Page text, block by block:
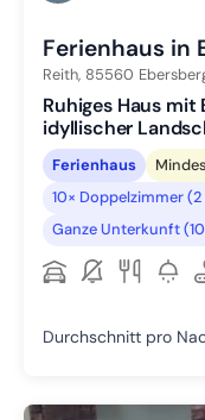
Ferienhaus in
Reith, 85560
Ruhiges Haus mit
idyllischer
Ferienhaus
10× Doppelzimmer
Ganze Unterkunft
Durchschnitt pro